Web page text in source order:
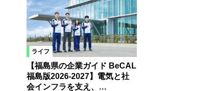
ライフ
【福島県の企業ガイド BeCAL
福島版2026-2027】電気と社
会インフラを支え、…